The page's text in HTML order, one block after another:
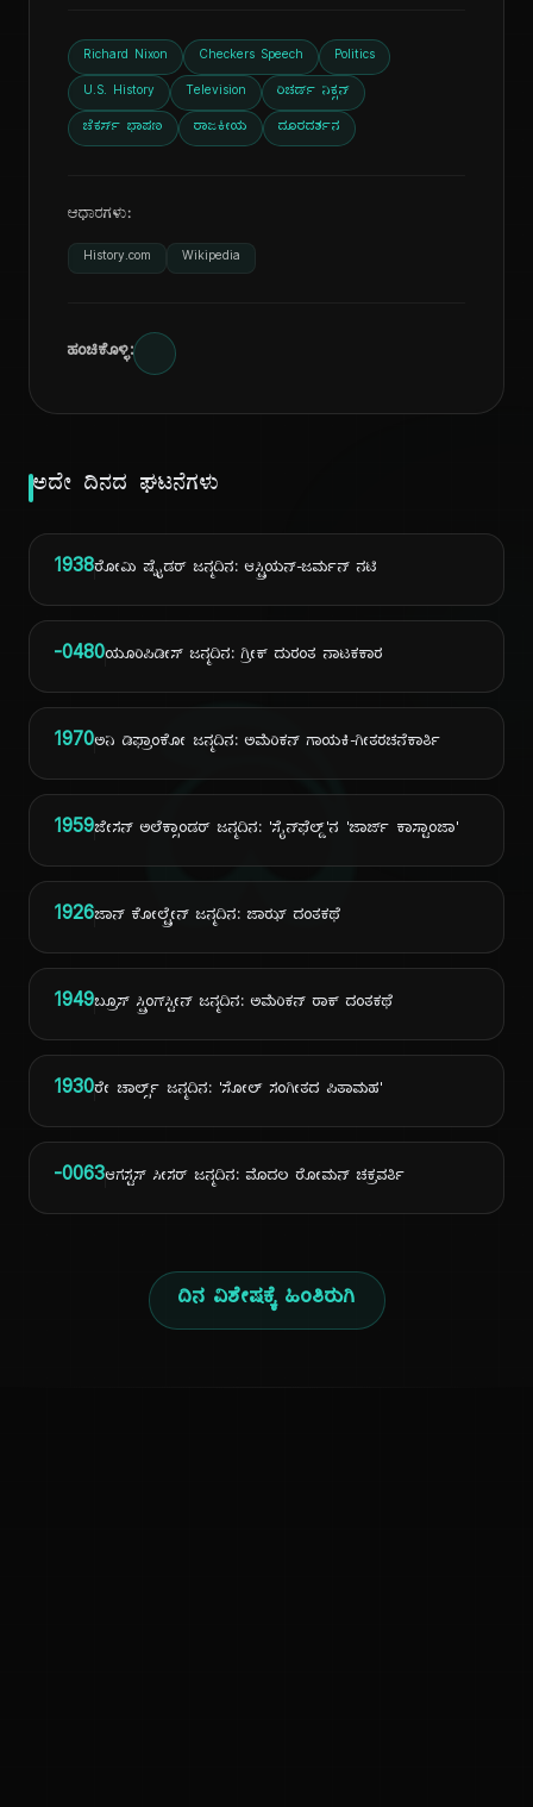
ದಿ
Richard Nixon Checkers Speech Politics
U.S. History Television ರಿಚರ್ಡ್ ನಿಕ್ಸನ್
ಚೆಕರ್ಸ್ ಭಾಷಣ ರಾಜಕೀಯ ದೂರದರ್ಶನ
ಆಧಾರಗಳು:
History.com Wikipedia
ಹಂಚಿಕೊಳ್ಳಿ:
ಅದೇ ದಿನದ ಘಟನೆಗಳು
1938ರೋಮಿ ಷ್ನೈಡರ್ ಜನ್ಮದಿನ: ಆಸ್ಟ್ರಿಯನ್-ಜರ್ಮನ್ ನಟಿ
-0480ಯೂರಿಪಿಡೀಸ್ ಜನ್ಮದಿನ: ಗ್ರೀಕ್ ದುರಂತ ನಾಟಕಕಾರ
1970ಅನಿ ಡಿಫ್ರಾಂಕೋ ಜನ್ಮದಿನ: ಅಮೆರಿಕನ್ ಗಾಯಕಿ-ಗೀತರಚನೆಕಾರ್ತಿ
1959ಜೇಸನ್ ಅಲೆಕ್ಸಾಂಡರ್ ಜನ್ಮದಿನ: 'ಸೈನ್‌ಫೆಲ್ಡ್'ನ 'ಜಾರ್ಜ್ ಕಾಸ್ಟಾಂಜಾ'
1926ಜಾನ್ ಕೋಲ್ಟ್ರೇನ್ ಜನ್ಮದಿನ: ಜಾಝ್ ದಂತಕಥೆ
1949ಬ್ರೂಸ್ ಸ್ಪ್ರಿಂಗ್‌ಸ್ಟೀನ್ ಜನ್ಮದಿನ: ಅಮೆರಿಕನ್ ರಾಕ್ ದಂತಕಥೆ
1930ರೇ ಚಾರ್ಲ್ಸ್ ಜನ್ಮದಿನ: 'ಸೋಲ್ ಸಂಗೀತದ ಪಿತಾಮಹ'
-0063ಆಗಸ್ಟಸ್ ಸೀಸರ್ ಜನ್ಮದಿನ: ಮೊದಲ ರೋಮನ್ ಚಕ್ರವರ್ತಿ
ದಿನ ವಿಶೇಷಕ್ಕೆ ಹಿಂತಿರುಗಿ